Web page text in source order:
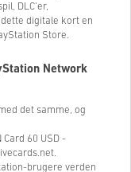
DLC'er,
digitale kort en
Store.
Network
det samme, og
60 USD -
brugere verden